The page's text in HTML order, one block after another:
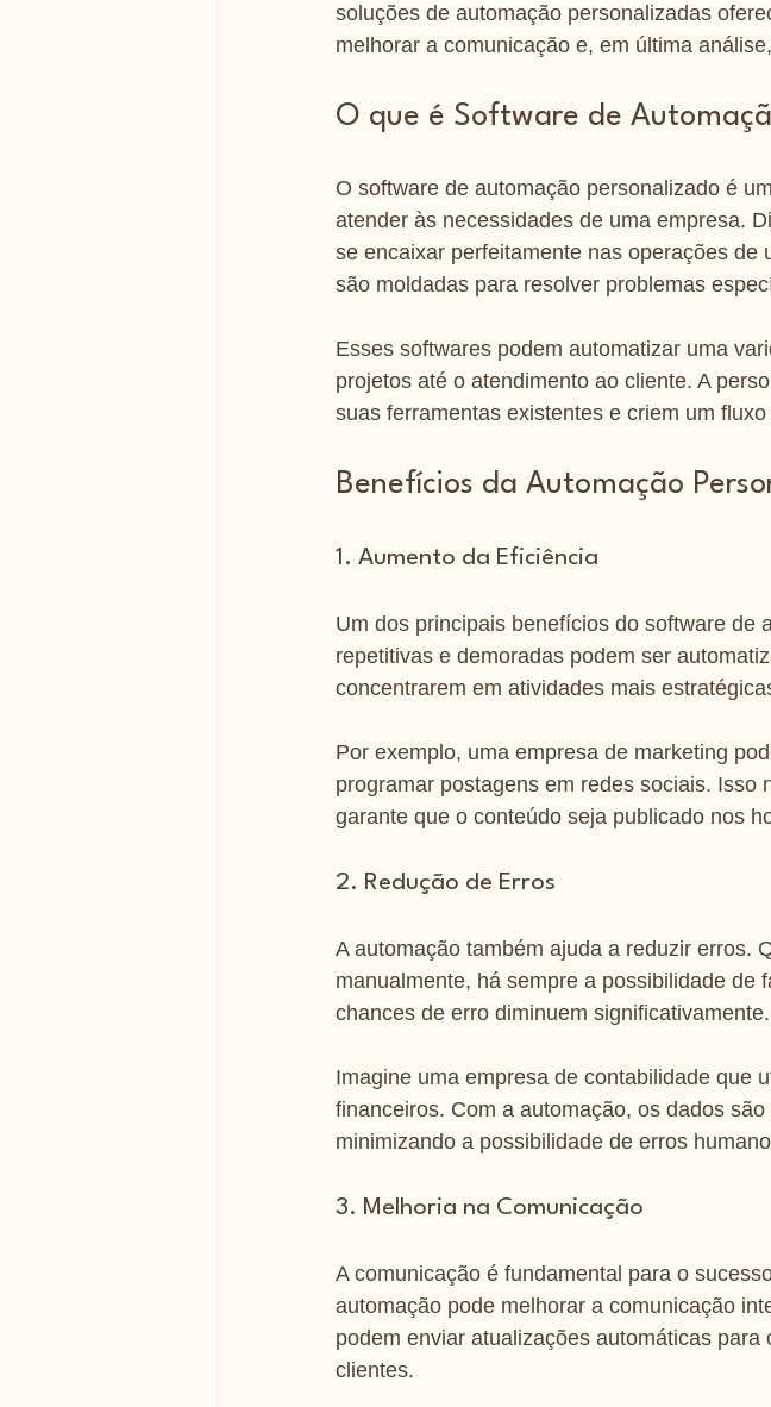
soluções de automação personalizadas
melhorar a comunicação e, em última
O que é Software de
O software de automação personalizado é
atender às necessidades de uma empresa.
se encaixar perfeitamente nas operações
são moldadas para resolver problemas
Esses softwares podem automatizar uma
projetos até o atendimento ao cliente. A
suas ferramentas existentes e criem um
Benefícios da Automação
1. Aumento da Eficiência
Um dos principais benefícios do software de
repetitivas e demoradas podem ser
concentrarem em atividades mais
Por exemplo, uma empresa de marketing
programar postagens em redes sociais. Isso
garante que o conteúdo seja publicado nos
2. Redução de Erros
A automação também ajuda a reduzir erros.
manualmente, há sempre a possibilidade de
chances de erro diminuem significativamente.
Imagine uma empresa de contabilidade que
financeiros. Com a automação, os dados
minimizando a possibilidade de erros
3. Melhoria na Comunicação
A comunicação é fundamental para o
automação pode melhorar a comunicação
podem enviar atualizações automáticas
clientes.